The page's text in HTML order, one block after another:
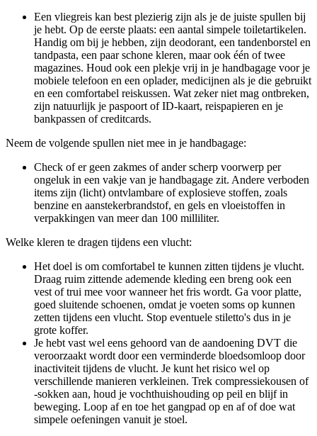
Een vliegreis kan best plezierig zijn als je de juiste spullen bij
je hebt. Op de eerste plaats: een aantal simpele toiletartikelen.
Handig om bij je hebben, zijn deodorant, een tandenborstel en
tandpasta, een paar schone kleren, maar ook één of twee
magazines. Houd ook een plekje vrij in je handbagage voor je
mobiele telefoon en een oplader, medicijnen als je die gebruikt
en een comfortabel reiskussen. Wat zeker niet mag ontbreken,
zijn natuurlijk je paspoort of ID-kaart, reispapieren en je
bankpassen of creditcards.
Neem de volgende spullen niet mee in je handbagage:
Check of er geen zakmes of ander scherp voorwerp per
ongeluk in een vakje van je handbagage zit. Andere verboden
items zijn (licht) ontvlambare of explosieve stoffen, zoals
benzine en aanstekerbrandstof, en gels en vloeistoffen in
verpakkingen van meer dan 100 milliliter.
Welke kleren te dragen tijdens een vlucht:
Het doel is om comfortabel te kunnen zitten tijdens je vlucht.
Draag ruim zittende ademende kleding een breng ook een
vest of trui mee voor wanneer het fris wordt. Ga voor platte,
goed sluitende schoenen, omdat je voeten soms op kunnen
zetten tijdens een vlucht. Stop eventuele stiletto's dus in je
grote koffer.
Je hebt vast wel eens gehoord van de aandoening DVT die
veroorzaakt wordt door een verminderde bloedsomloop door
inactiviteit tijdens de vlucht. Je kunt het risico wel op
verschillende manieren verkleinen. Trek compressiekousen of
-sokken aan, houd je vochthuishouding op peil en blijf in
beweging. Loop af en toe het gangpad op en af of doe wat
simpele oefeningen vanuit je stoel.